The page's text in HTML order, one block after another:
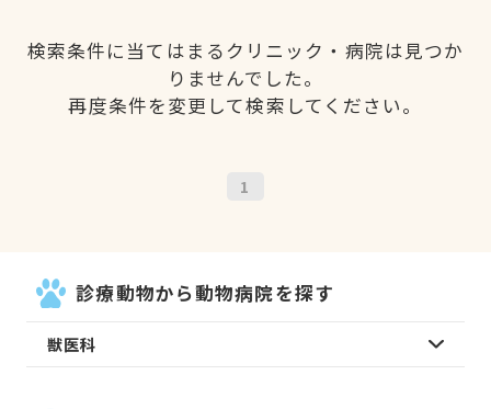
検索条件に当てはまるクリニック・病院は見つか
りませんでした。
再度条件を変更して検索してください。
1
診療動物から動物病院を探す
獣医科